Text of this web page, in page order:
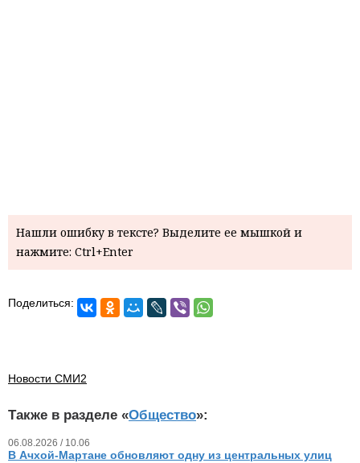
Нашли ошибку в тексте? Выделите ее мышкой и
нажмите: Ctrl+Enter
Поделиться:
Новости СМИ2
Также в разделе «Общество»:
06.08.2026 / 10.06
В Ачхой-Мартане обновляют одну из центральных улиц